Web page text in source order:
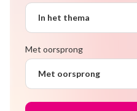
In het thema
Met oorsprong
Met oorsprong